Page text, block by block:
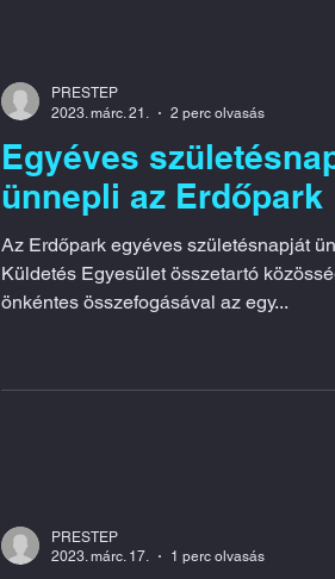
Egyéves
ünnepli az Erdőpark
Az Erdőpark egyéves születésnapját
Küldetés Egyesület összetartó
önkéntes összefogásával az egy...
PRESTEP
2023. márc. 21.
2 perc olvasás
PRESTEP
2023. márc. 17.
1 perc olvasás